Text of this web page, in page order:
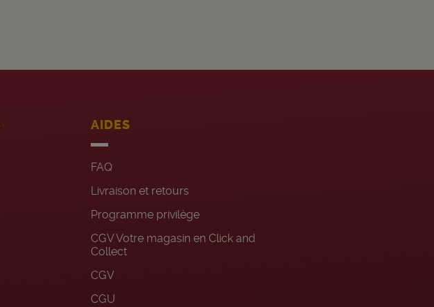
AIDES
FAQ
Livraison et retours
Programme privilège
CGV Votre magasin en Click and
Collect
CGV
CGU